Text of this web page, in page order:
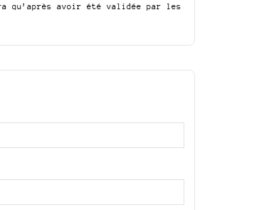
qu’après avoir été validée par les